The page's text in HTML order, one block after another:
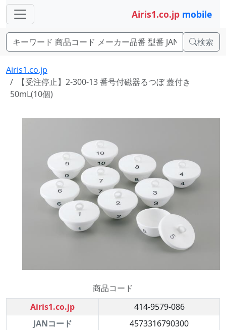
Airis1.co.jp mobile
検索
Airis1.co.jp
【受注停止】2-300-13 番号付磁器るつぼ 蓋付き
50mL(10個)
商品コード
Airis1.co.jp
414-9579-086
JANコード
4573316790300